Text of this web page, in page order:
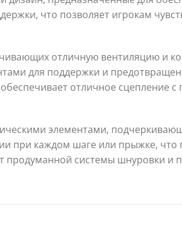
что позволяет игрокам
отличную вентиляцию и
для поддержки и
отличное сцепление с
элементами,
при каждом шаге или прыжке, что
продуманной системы шнуровки и